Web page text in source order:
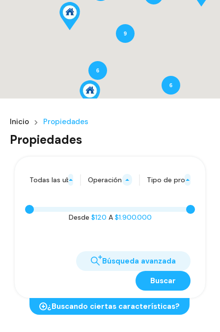
9
6
6
Inicio Propiedades
Propiedades
Todas las ubicacionesOperación Tipo de propiedad
Desde $120 A $1.900.000
Búsqueda avanzada
Buscar
¿Buscando ciertas características?